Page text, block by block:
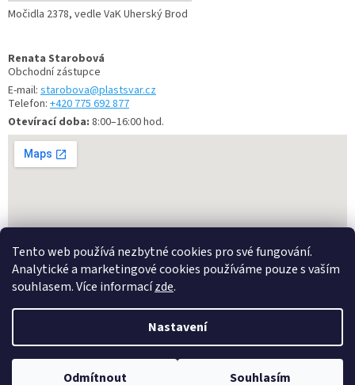
Tento web používá nezbytné cookies pro své fungování.
Analytické a marketingové cookies používáme pouze s vaším
souhlasem. Více informacízde.
Nastavení
Odmítnout Souhlasím
Močidla 2378, vedle VaK Uherský Brod
Renata Starobová
Obchodní zástupce
E-mail: starobova@plastsvar.cz
Telefon: +420 775 692 877
Otevírací doba: 8:00–16:00 hod.
Copyright 2026Kanalizacepraha.cz. Všechna práva vyhrazena.
Upravit nastavení cookies